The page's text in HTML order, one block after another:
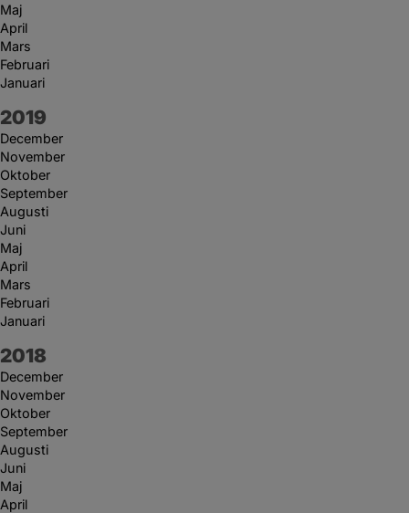
Maj
April
Mars
Februari
Januari
År:
2019
December
November
Oktober
September
Augusti
Juni
Maj
April
Mars
Februari
Januari
År:
2018
December
November
Oktober
September
Augusti
Juni
Maj
April